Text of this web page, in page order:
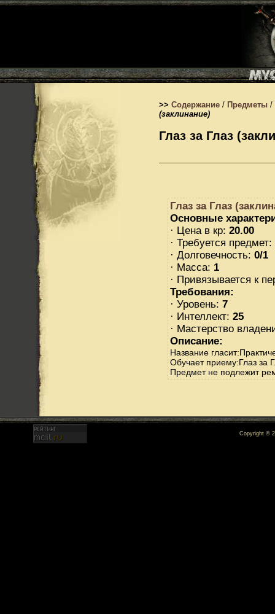
>> Содержание / Предметы /
(заклинание)
Глаз за Глаз
Глаз за Глаз
Основные
· Цена в кр: 20.00
· Требуется предмет:
· Долговечность: 0/1
· Масса: 1
· Привязывается к
Требования:
· Уровень: 7
· Интеллект: 25
· Мастерство
Описание:
Название
Обучает приему:Глаз за
Предмет не подлежит
Copyright ©